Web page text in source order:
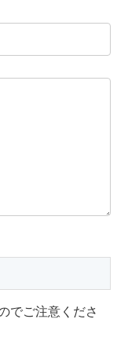
でご注意くださ